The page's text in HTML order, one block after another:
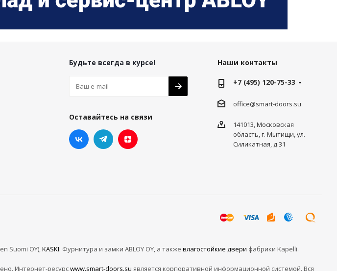
Будьте всегда в курсе!
Оставайтесь на связи
Наши контакты
+7 (495) 120-75-33
office@smart-doors.su
141013, Московская
область, г. Мытищи, ул.
Силикатная, д.31
Suomi OY),KASKI. Фурнитура и замки ABLOY OY, а также влагостойкие двери фабрики Kapelli.
Интернет-ресурсwww.smart-doors.su является корпоративной информационной системой. Вся